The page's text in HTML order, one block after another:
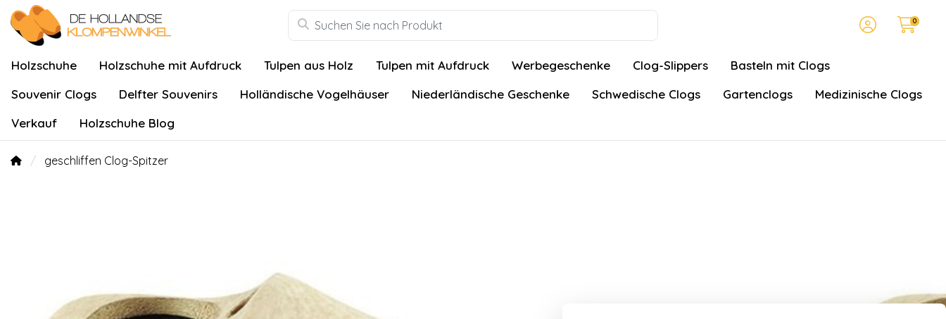
0
Holzschuhe Holzschuhe mit Aufdruck Tulpen aus Holz Tulpen mit Aufdruck Werbegeschenke Clog-Slippers
Basteln mit Clogs
Souvenir Clogs
Delfter Souvenirs Holländische Vogelhäuser Niederländische Geschenke Schwedische Clogs Gartenclogs
Medizinische Clogs
Verkauf
Holzschuhe Blog
geschliffen Clog-Spitzer